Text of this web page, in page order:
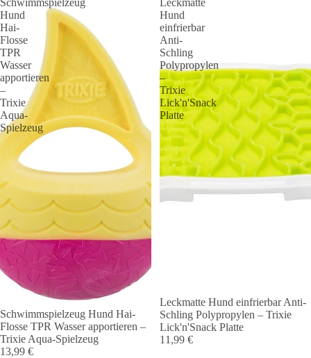
Hund
Hai-
Flosse
TPR
Wasser
apportieren
–
Trixie
Aqua-
Spielzeug
Schwimmspielzeug Hund Hai-
Flosse TPR Wasser apportieren –
Trixie Aqua-Spielzeug
13,99 €
Hund
einfrierbar
Anti-
Schling
Polypropylen
–
Trixie
Lick'n'Snack
Platte
Leckmatte Hund einfrierbar Anti-
Schling Polypropylen – Trixie
Lick'n'Snack Platte
11,99 €